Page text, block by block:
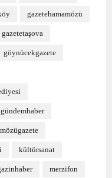
gazetehamamözü
gazetetaşova
göynücekgazete
gündemhaber
kültürsanat
merzifon